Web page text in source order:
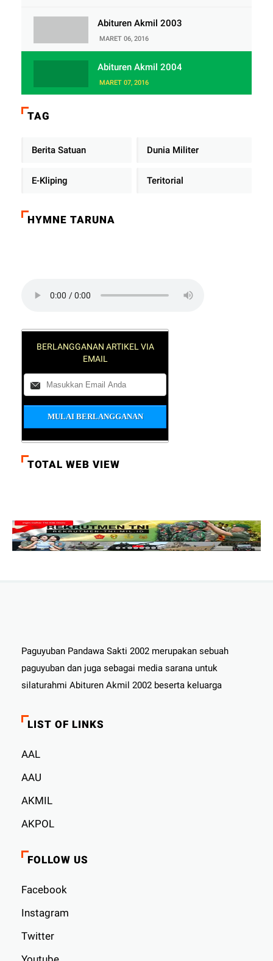
Abituren Akmil 2003
MARET 06, 2016
Abituren Akmil 2004
MARET 07, 2016
TAG
Berita Satuan Dunia Militer
E-Kliping Teritorial
HYMNE TARUNA
BERLANGGANAN ARTIKEL VIA
EMAIL
TOTAL WEB VIEW
Paguyuban Pandawa Sakti 2002 merupakan sebuah
paguyuban dan juga sebagai media sarana untuk
silaturahmi Abituren Akmil 2002 beserta keluarga
LIST OF LINKS
AAL
AAU
AKMIL
AKPOL
FOLLOW US
Facebook
Instagram
Twitter